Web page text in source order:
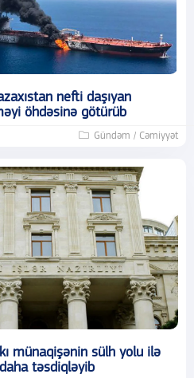
nefti daşıyan
öhdəsinə götürüb
Gündəm / Cəmiyyət
münaqişənin sülh yolu ilə
təsdiqləyib